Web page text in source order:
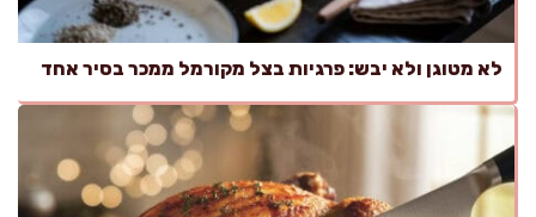
לא מטוגן ולא יבש: פרגיות בצל מקורמל ממכר בסיר אחד